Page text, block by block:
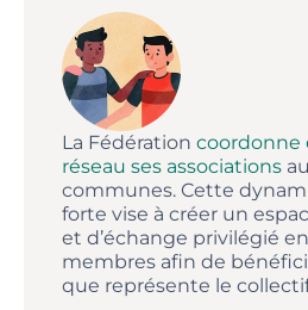
La Fédération coordonne
réseau ses associations
communes. Cette
forte vise à créer un
et d’échange privilégié
membres afin de
que représente le